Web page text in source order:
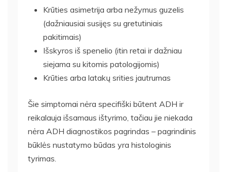
Krūties asimetrija arba nežymus guzelis
(dažniausiai susijęs su gretutiniais
pakitimais)
Išskyros iš spenelio (itin retai ir dažniau
siejama su kitomis patologijomis)
Krūties arba latakų srities jautrumas
Šie simptomai nėra specifiški būtent ADH ir
reikalauja išsamaus ištyrimo, tačiau jie niekada
nėra ADH diagnostikos pagrindas – pagrindinis
būklės nustatymo būdas yra histologinis
tyrimas.